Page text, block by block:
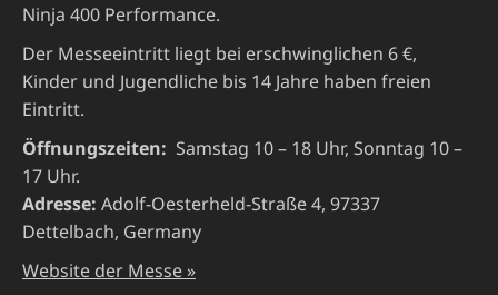
Ninja 400 Performance.
Der Messeeintritt liegt bei erschwinglichen 6 €,
Kinder und Jugendliche bis 14 Jahre haben freien
Eintritt.
Öffnungszeiten: Samstag 10 – 18 Uhr, Sonntag 10 –
17 Uhr.
Adresse: Adolf-Oesterheld-Straße 4, 97337
Dettelbach, Germany
Website der Messe »